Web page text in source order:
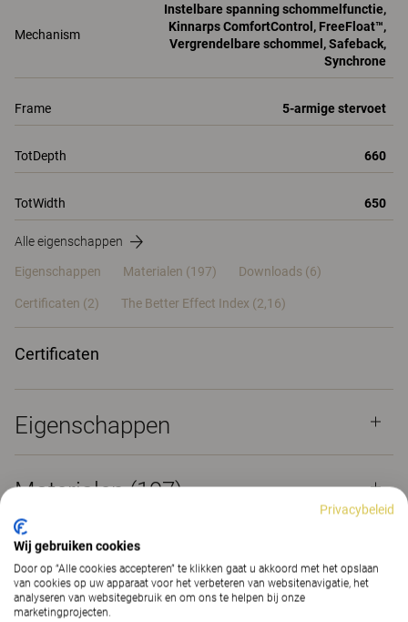
Mechanism
Instelbare spanning schommelfunctie,
Kinnarps ComfortControl, FreeFloat™,
Vergrendelbare schommel, Safeback,
Synchrone
Frame 5-armige stervoet
TotDepth 660
TotWidth 650
Alle eigenschappen
Eigenschappen Materialen (197) Downloads (6)
Certificaten (2) The Better Effect Index (2,16)
Certificaten
Eigenschappen
Materialen(197)
Downloads (
Privacybeleid
Wij gebruiken cookies
Door op “Alle cookies accepteren” te klikken gaat u akkoord met het opslaan
van cookies op uw apparaat voor het verbeteren van websitenavigatie, het
analyseren van websitegebruik en om ons te helpen bij onze
marketingprojecten.